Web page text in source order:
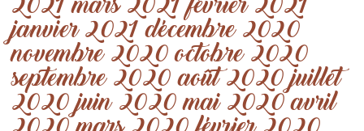
2021mars 2021février 2021
janvier 2021décembre 2020
novembre 2020octobre 2020
septembre 2020août 2020juillet
2020juin 2020mai 2020avril